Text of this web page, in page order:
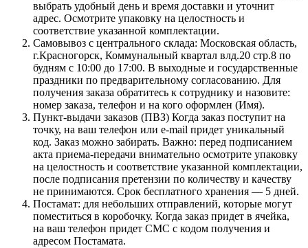
выбрать удобный день и время доставки и уточнит
адрес. Осмотрите упаковку на целостность и
соответствие указанной комплектации.
Самовывоз с центрального склада: Московская область,
г.Красногорск, Коммунальный квартал влд.20 стр.8 по
будням с 10:00 до 17:00. В выходные и государственные
праздники по предварительному согласованию. Для
получения заказа обратитесь к сотруднику и назовите:
номер заказа, телефон и на кого оформлен (Имя).
Пункт-выдачи заказов (ПВЗ) Когда заказ поступит на
точку, на ваш телефон или e-mail придет уникальный
код. Заказ можно забирать. Важно: перед подписанием
акта приема-передачи внимательно осмотрите упаковку
на целостность и соответствие указанной комплектации,
после подписания претензии по количеству и качеству
не принимаются. Срок бесплатного хранения — 5 дней.
Постамат: для небольших отправлений, которые могут
поместиться в коробочку. Когда заказ придет в ячейка,
на ваш телефон придет СМС с кодом получения и
адресом Постамата.